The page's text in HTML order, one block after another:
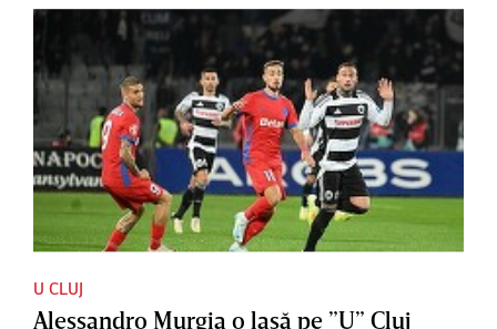
U CLUJ
Alessandro Murgia o lasă pe ”U” Cluj